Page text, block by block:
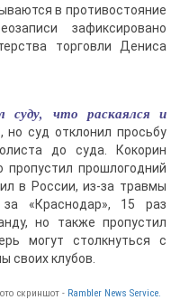
в противостояние
зафиксировано
торговли Дениса
суду, что раскаялся и
но суд отклонил просьбу
до суда. Кокорин
прошлогодний
в России, из-за травмы
«Краснодар», 15 раз
но также пропустил
могут столкнуться с
своих клубов.
скриншот - Rambler News Service.